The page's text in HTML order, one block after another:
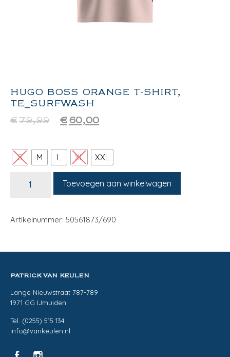
HUGO BOSS ORANGE T-SHIRT,
TE_SURFWASH
€79,99 € 60,00
S M L XL XXL
Toevoegen aan winkelwagen
Artikelnummer: 50561873/690
PATRICK VAN KEULEN
Lange Nieuwstraat 787-789
1971 GG IJmuiden
Tel. (0255) 515 134
info@vankeulen.nl